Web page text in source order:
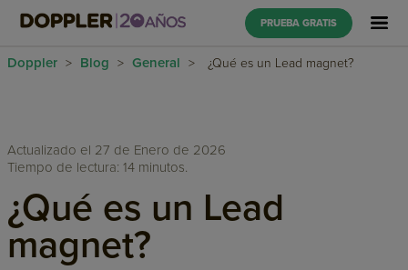
PRUEBA GRATIS
Doppler > Blog > General > ¿Qué es un Lead magnet?
Actualizado el 27 de Enero de 2026
Tiempo de lectura: 14 minutos.
¿Qué es un Lead
magnet?